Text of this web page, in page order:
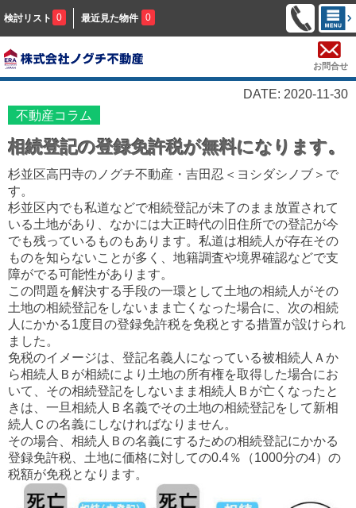
検討リスト 0 最近見た物件 0
お問合せ
DATE: 2020-11-30
不動産コラム
相続登記の登録免許税が無料になります。
杉並区高円寺のノグチ不動産・吉田忍＜ヨシダシノブ＞で
す。
杉並区内でも私道などで相続登記が未了のまま放置されて
いる土地があり、なかには大正時代の旧住所での登記が今
でも残っているものもあります。私道は相続人が存在その
ものを知らないことが多く、地籍調査や境界確認などで支
障がでる可能性があります。
この問題を解決する手段の一環として土地の相続人がその
土地の相続登記をしないまま亡くなった場合に、次の相続
人にかかる1度目の登録免許税を免税とする措置が設けられ
ました。
免税のイメージは、登記名義人になっている被相続人Ａか
ら相続人Ｂが相続により土地の所有権を取得した場合にお
いて、その相続登記をしないまま相続人Ｂが亡くなったと
きは、一旦相続人Ｂ名義でその土地の相続登記をして新相
続人Ｃの名義にしなければなりません。
その場合、相続人Ｂの名義にするための相続登記にかかる
登録免許税、土地に価格に対しての0.4％（1000分の4）の
税額が免税となります。